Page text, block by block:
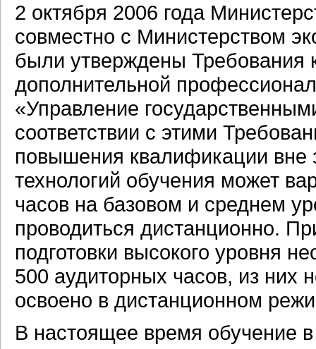
2 октября 2006 года
совместно с Министерством
были утверждены Требования
дополнительной
«Управление
соответствии с этими
повышения квалификации вне
технологий обучения может
часов на базовом и среднем
проводиться дистанционно.
подготовки высокого уровня
500 аудиторных часов, из них
освоено в дистанционном
В настоящее время обучение